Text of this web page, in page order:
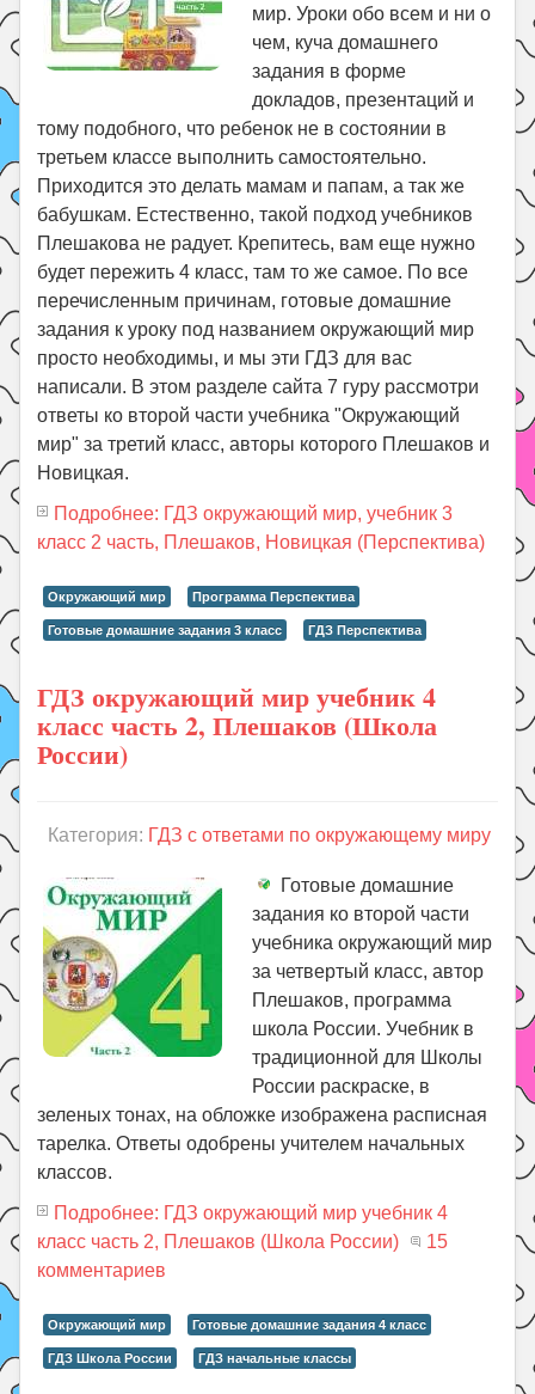
мир. Уроки обо всем и ни о
чем, куча домашнего
задания в форме
докладов, презентаций и
тому подобного, что ребенок не в состоянии в
третьем классе выполнить самостоятельно.
Приходится это делать мамам и папам, а так же
бабушкам. Естественно, такой подход учебников
Плешакова не радует. Крепитесь, вам еще нужно
будет пережить 4 класс, там то же самое. По все
перечисленным причинам, готовые домашние
задания к уроку под названием окружающий мир
просто необходимы, и мы эти ГДЗ для вас
написали. В этом разделе сайта 7 гуру рассмотри
ответы ко второй части учебника "Окружающий
мир" за третий класс, авторы которого Плешаков и
Новицкая.
Подробнее: ГДЗ окружающий мир, учебник 3
класс 2 часть, Плешаков, Новицкая (Перспектива)
Окружающий мир Программа Перспектива
Готовые домашние задания 3 класс ГДЗ Перспектива
ГДЗ окружающий мир учебник 4
класс часть 2, Плешаков (Школа
России)
Категория: ГДЗ с ответами по окружающему миру
Готовые домашние
задания ко второй части
учебника окружающий мир
за четвертый класс, автор
Плешаков, программа
школа России. Учебник в
традиционной для Школы
России раскраске, в
зеленых тонах, на обложке изображена расписная
тарелка. Ответы одобрены учителем начальных
классов.
Подробнее: ГДЗ окружающий мир учебник 4
класс часть 2, Плешаков (Школа России)
15
комментариев
Окружающий мир Готовые домашние задания 4 класс
ГДЗ Школа России ГДЗ начальные классы